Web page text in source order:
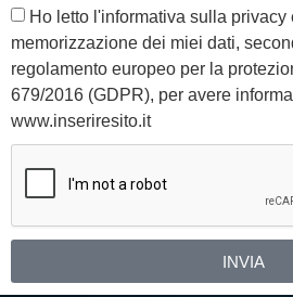
Ho letto l'informativa sulla privacy
memorizzazione dei miei dati,
regolamento europeo per la
679/2016 (GDPR), per avere
www.inseriresito.it
INVIA